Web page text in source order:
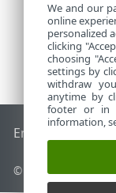
End of Life ESET
© 1992 - 2025
We and our
online
personalized
clicking
choosing
settings by
withdraw
anytime by
footer or in
information,